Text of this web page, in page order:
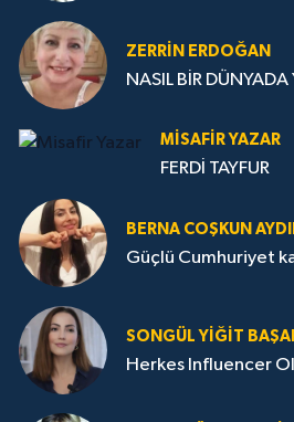
ZERRIN ERDOĞAN
NASIL BİR DÜNYADA
MISAFIR YAZAR
FERDİ TAYFUR
BERNA COŞKUN
Güçlü Cumhuriyet
SONGÜL YIĞIT
Herkes Influencer